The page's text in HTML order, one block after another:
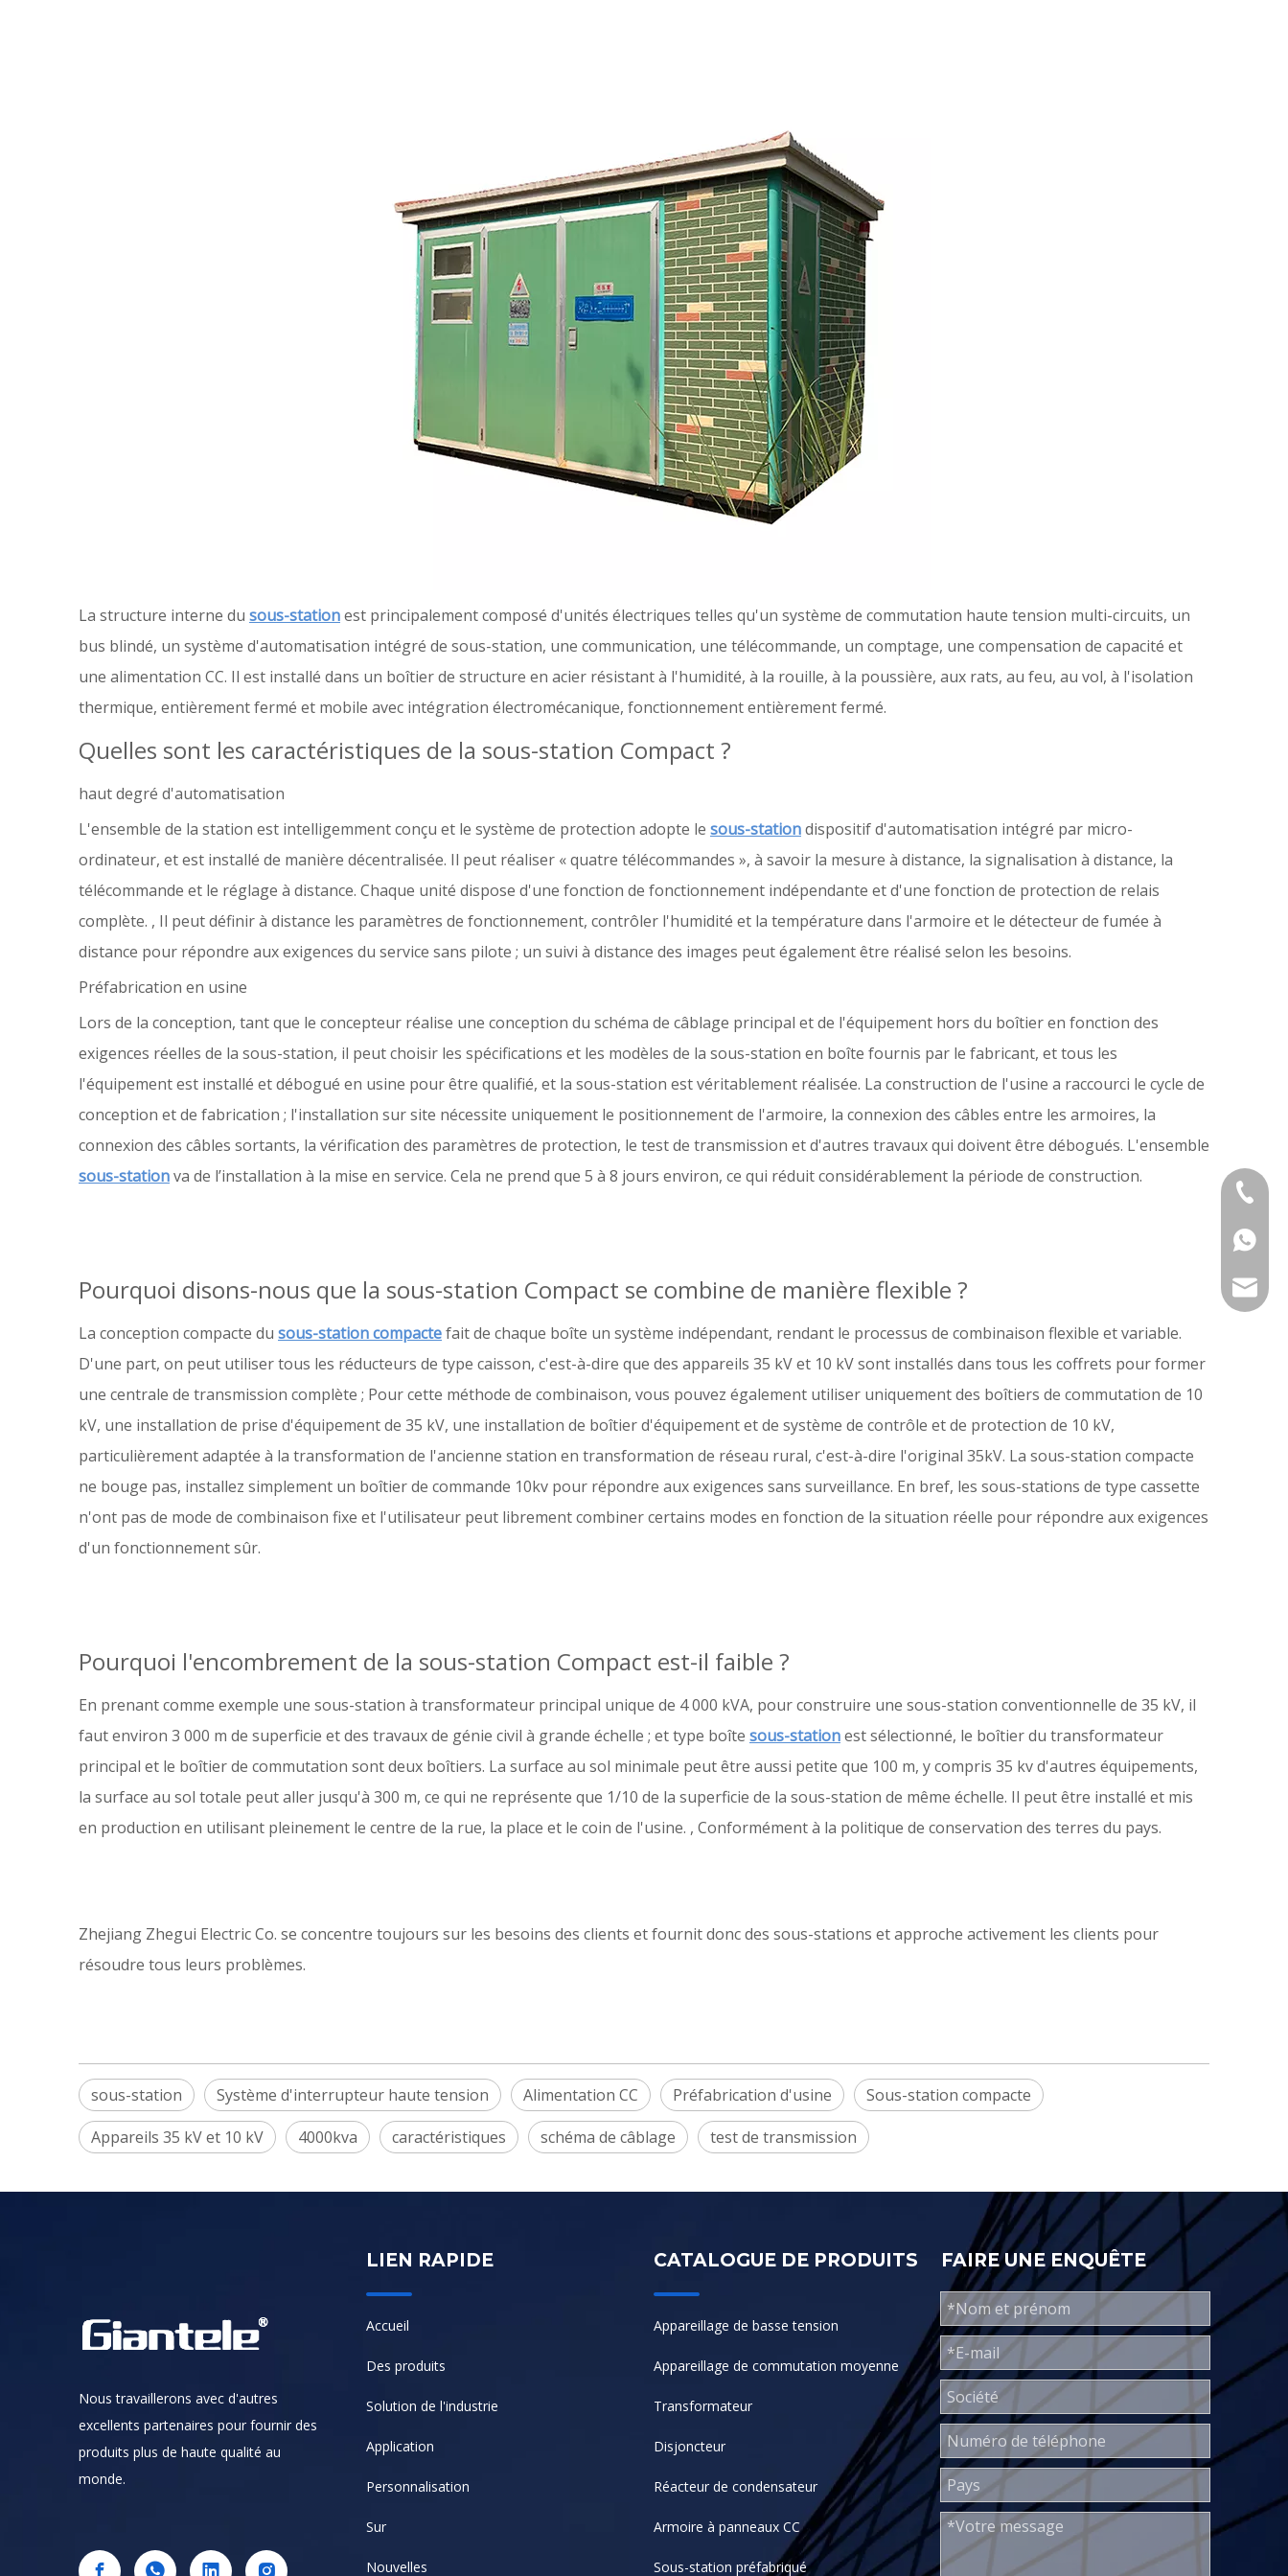
La structure interne du sous-stationest principalement composé d'unités électriques telles qu'un système de commutation haute tension multi-circuits, un
bus blindé, un système d'automatisation intégré de sous-station, une communication, une télécommande, un comptage, une compensation de capacité et
une alimentation CC. Il est installé dans un boîtier de structure en acier résistant à l'humidité, à la rouille, à la poussière, aux rats, au feu, au vol, à l'isolation
thermique, entièrement fermé et mobile avec intégration électromécanique, fonctionnement entièrement fermé.
Quelles sont les caractéristiques de la sous-station Compact ?
haut degré d'automatisation
L'ensemble de la station est intelligemment conçu et le système de protection adopte le sous-stationdispositif d'automatisation intégré par micro-
ordinateur, et est installé de manière décentralisée. Il peut réaliser « quatre télécommandes », à savoir la mesure à distance, la signalisation à distance, la
télécommande et le réglage à distance. Chaque unité dispose d'une fonction de fonctionnement indépendante et d'une fonction de protection de relais
complète. , Il peut définir à distance les paramètres de fonctionnement, contrôler l'humidité et la température dans l'armoire et le détecteur de fumée à
distance pour répondre aux exigences du service sans pilote ; un suivi à distance des images peut également être réalisé selon les besoins.
Préfabrication en usine
Lors de la conception, tant que le concepteur réalise une conception du schéma de câblage principal et de l'équipement hors du boîtier en fonction des
exigences réelles de la sous-station, il peut choisir les spécifications et les modèles de la sous-station en boîte fournis par le fabricant, et tous les
l'équipement est installé et débogué en usine pour être qualifié, et la sous-station est véritablement réalisée. La construction de l'usine a raccourci le cycle de
conception et de fabrication ; l'installation sur site nécessite uniquement le positionnement de l'armoire, la connexion des câbles entre les armoires, la
connexion des câbles sortants, la vérification des paramètres de protection, le test de transmission et d'autres travaux qui doivent être débogués. L'ensemble
sous-stationva de l’installation à la mise en service. Cela ne prend que 5 à 8 jours environ, ce qui réduit considérablement la période de construction.
Pourquoi disons-nous que la sous-station Compact se combine de manière flexible ?
La conception compacte du sous-station compactefait de chaque boîte un système indépendant, rendant le processus de combinaison flexible et variable.
D'une part, on peut utiliser tous les réducteurs de type caisson, c'est-à-dire que des appareils 35 kV et 10 kV sont installés dans tous les coffrets pour former
une centrale de transmission complète ; Pour cette méthode de combinaison, vous pouvez également utiliser uniquement des boîtiers de commutation de 10
kV, une installation de prise d'équipement de 35 kV, une installation de boîtier d'équipement et de système de contrôle et de protection de 10 kV,
particulièrement adaptée à la transformation de l'ancienne station en transformation de réseau rural, c'est-à-dire l'original 35kV. La sous-station compacte
ne bouge pas, installez simplement un boîtier de commande 10kv pour répondre aux exigences sans surveillance. En bref, les sous-stations de type cassette
n'ont pas de mode de combinaison fixe et l'utilisateur peut librement combiner certains modes en fonction de la situation réelle pour répondre aux exigences
d'un fonctionnement sûr.
Pourquoi l'encombrement de la sous-station Compact est-il faible ?
En prenant comme exemple une sous-station à transformateur principal unique de 4 000 kVA, pour construire une sous-station conventionnelle de 35 kV, il
faut environ 3 000 m de superficie et des travaux de génie civil à grande échelle ; et type boîte sous-stationest sélectionné, le boîtier du transformateur
principal et le boîtier de commutation sont deux boîtiers. La surface au sol minimale peut être aussi petite que 100 m, y compris 35 kv d'autres équipements,
la surface au sol totale peut aller jusqu'à 300 m, ce qui ne représente que 1/10 de la superficie de la sous-station de même échelle. Il peut être installé et mis
en production en utilisant pleinement le centre de la rue, la place et le coin de l'usine. , Conformément à la politique de conservation des terres du pays.
Zhejiang Zhegui Electric Co. se concentre toujours sur les besoins des clients et fournit donc des sous-stations et approche activement les clients pour
résoudre tous leurs problèmes.
sous-station Système d'interrupteur haute tension Alimentation CC Préfabrication d'usine
Sous-station compacte
Appareils 35 kV et 10 kV
4000kva caractéristiques schéma de câblage test de transmission
Nous travaillerons avec d'autres
excellents partenaires pour fournir des
produits plus de haute qualité au
monde.
LIEN RAPIDE
Accueil
Des produits
Solution de l'industrie
Application
Personnalisation
Sur
Nouvelles
CATALOGUE DE PRODUITS
Appareillage de basse tension
Appareillage de commutation moyenne
Transformateur
Disjoncteur
Réacteur de condensateur
Armoire à panneaux CC
Sous-station préfabriqué
FAIRE UNE ENQUÊTE
+86
+86